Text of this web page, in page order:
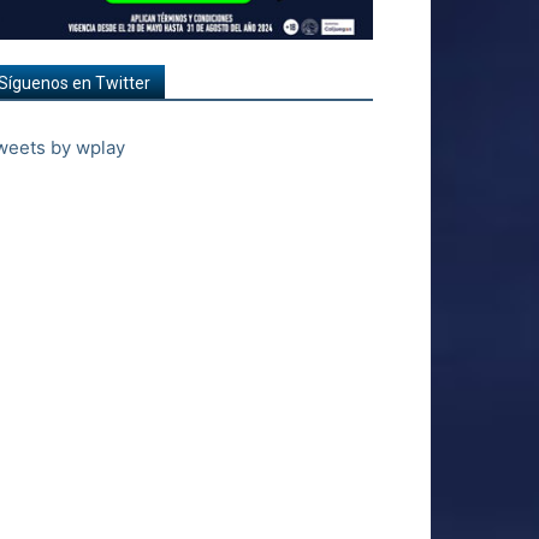
en Twitter
by wplay